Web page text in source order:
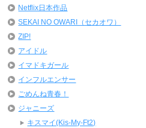
Netflix日本作品
SEKAI NO OWARI（セカオワ）
ZIP!
アイドル
イマドキガール
インフルエンサー
ごめんね青春！
ジャニーズ
キスマイ(Kis-My-Ft2)